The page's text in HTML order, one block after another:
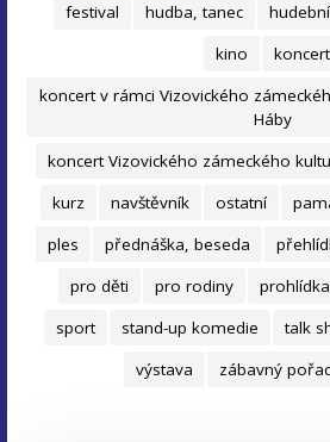
festival
hudba, tanec
kino
koncert
koncert v rámci Vizovického
Háby
koncert Vizovického zámeckého
kurz
navštěvník ostatní
ples
přednáška, beseda
pro děti
pro rodiny
sport
stand-up komedie talk
výstava
zábavný